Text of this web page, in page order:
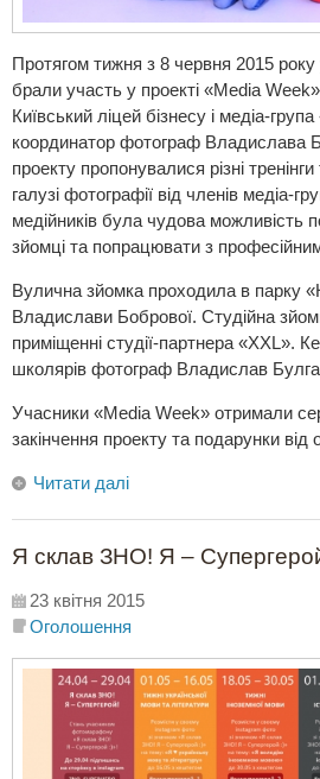
Протягом тижня з 8 червня 2015 року
брали участь у проекті «Media
Київський ліцей бізнесу і медіа-
координатор фотограф Владислава
проекту пропонувалися різні
галузі фотографії від членів медіа-
медійників була чудова можливість
зйомці та попрацювати з
Вулична зйомка проходила в парку
Владислави Бобрової. Студійна
приміщенні студії-партнера «XXL».
школярів фотограф Владислав
Учасники «Media Week» отримали
закінчення проекту та подарунки від
Читати далі
Я склав ЗНО! Я –
23 квітня 2015
Оголошення